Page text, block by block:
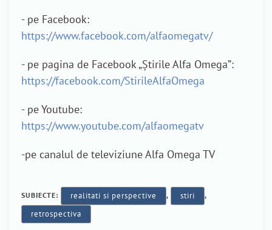
- pe Facebook:
https://www.facebook.com/alfaomegatv/
- pe pagina de Facebook „Știrile Alfa Omega”:
https://facebook.com/StirileAlfaOmega
- pe Youtube:
https://www.youtube.com/alfaomegatv
-pe canalul de televiziune Alfa Omega TV
SUBIECTE: realitati si perspective , stiri ,
retrospectiva